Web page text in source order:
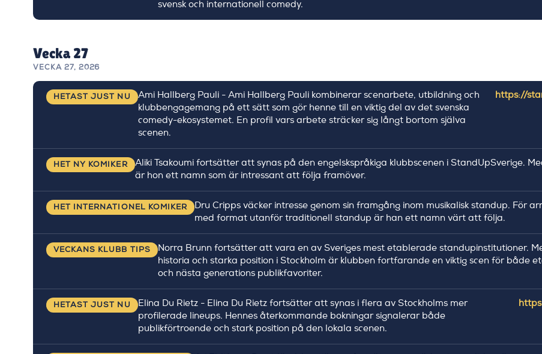
svensk och internationell comedy.
Vecka 27
VECKA 27, 2026
HETAST JUST NU
Ami Hallberg Pauli - Ami Hallberg Pauli kombinerar scenarbete, utbildning och
klubbengagemang på ett sätt som gör henne till en viktig del av det svenska
comedy-ekosystemet. En profil vars arbete sträcker sig långt bortom själva
scenen.
https://
HET NY KOMIKER
Aliki Tsakoumi fortsätter att synas på den engelskspråkiga klubbscenen i StandUpSverige.
är hon ett namn som är intressant att följa framöver.
HET INTERNATIONEL KOMIKER
Dru Cripps väcker intresse genom sin framgång inom musikalisk standup. För
med format utanför traditionell standup är han ett namn värt att följa.
VECKANS KLUBB TIPS
Norra Brunn fortsätter att vara en av Sveriges mest etablerade standupinstitutioner.
historia och starka position i Stockholm är klubben fortfarande en viktig scen för både
och nästa generations publikfavoriter.
HETAST JUST NU
Elina Du Rietz - Elina Du Rietz fortsätter att synas i flera av Stockholms mer
profilerade lineups. Hennes återkommande bokningar signalerar både
publikförtroende och stark position på den lokala scenen.